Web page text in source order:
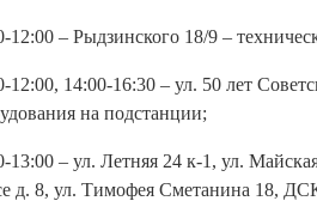
12:00 – Рыдзинского 18/9 –
12:00, 14:00-16:30 – ул. 50 лет
на подстанции;
13:00 – ул. Летняя 24 к-1, ул.
д. 8, ул. Тимофея Сметанина 18,